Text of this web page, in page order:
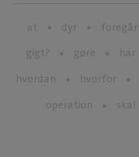
at dyr foregår
gigt?
gøre har
hvordan
hvorfor
operation
skal